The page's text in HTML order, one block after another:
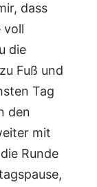
dass
voll
die
Fuß und
Tag
den
mit
Runde